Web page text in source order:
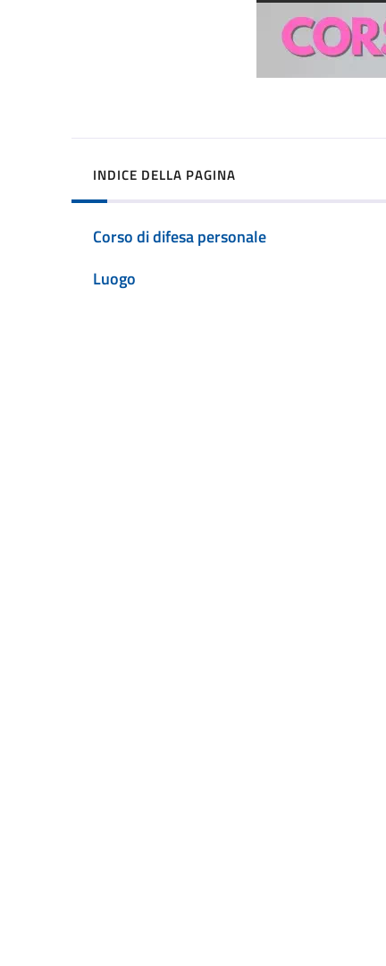
INDICE DELLA PAGINA
Corso di difesa personale
Luogo